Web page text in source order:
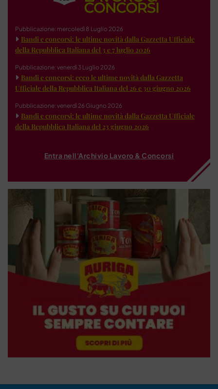
Pubblicazione: mercoledì 8 Luglio 2026
Bandi e concorsi: le ultime novità dalla Gazzetta Ufficiale
della Repubblica Italiana del 3 e 7 luglio 2026
Pubblicazione: venerdì 3 Luglio 2026
Bandi e concorsi: ecco le ultime novità dalla Gazzetta
Ufficiale della Repubblica Italiana del 26 e 30 giugno 2026
Pubblicazione: venerdì 26 Giugno 2026
Bandi e concorsi: le ultime novità dalla Gazzetta Ufficiale
della Repubblica Italiana del 23 giugno 2026
Entra nell'Archivio Lavoro & Concorsi